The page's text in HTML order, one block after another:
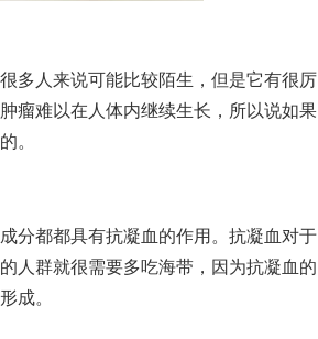
人来说可能比较陌生，但是它有很厉
瘤难以在人体内继续生长，所以说如果
。
都都具有抗凝血的作用。抗凝血对于
人群就很需要多吃海带，因为抗凝血的
成。